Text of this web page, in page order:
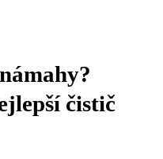
čistič